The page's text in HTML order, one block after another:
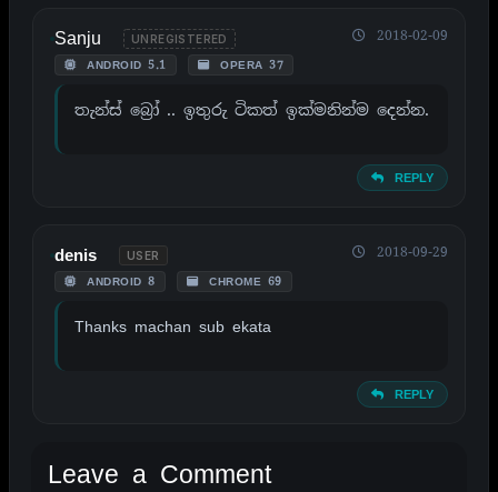
Sanju UNREGISTERED
ANDROID 5.1 OPERA 37
2018-02-09
තැන්ස් බ්‍රෝ .. ඉතුරු ටිකත් ඉක්මනින්ම දෙන්න.
REPLY
denis USER
ANDROID 8 CHROME 69
2018-09-29
Thanks machan sub ekata
REPLY
Leave a Comment